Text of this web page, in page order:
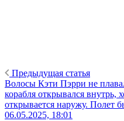
Предыдущая статья
Волосы Кэти Пэрри не
корабля открывался внутрь,
открывается наружу. Полет
06.05.2025, 18:01